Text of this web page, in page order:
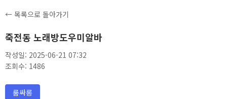
← 목록으로 돌아가기
죽전동 노래방도우미알바
작성일: 2025-06-21 07:32
조회수: 1486
룸싸롱